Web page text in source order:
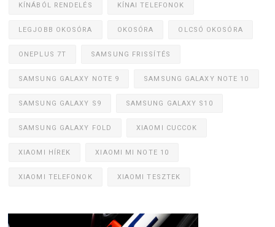
KÍNÁBÓL RENDELÉS KÍNAI TELEFONOK
LEGJOBB OKOSÓRA OKOSÓRA OLCSÓ OKOSÓRA
ONEPLUS 7T SAMSUNG FRISSÍTÉS
SAMSUNG GALAXY NOTE 9 SAMSUNG GALAXY NOTE 10
SAMSUNG GALAXY S9 SAMSUNG GALAXY S10
SAMSUNG GALAXY FOLD XIAOMI CUCCOK
XIAOMI HÍREK XIAOMI MI NOTE 10
XIAOMI TELEFONOK XIAOMI TESZTEK